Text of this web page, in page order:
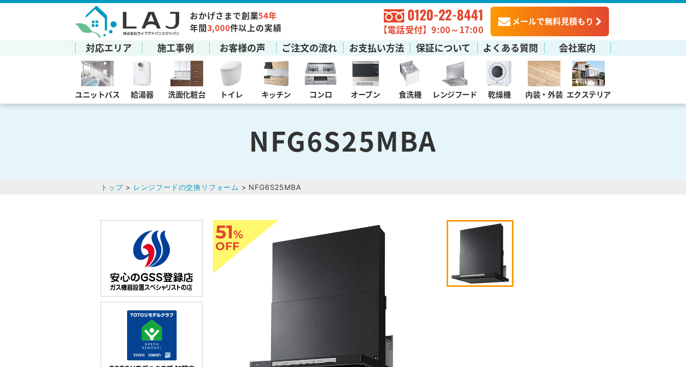
おかげさまで創業54年
年間3,000件以上の実績
0120-22-8441
【電話受付】9:00～17:00
メールで無料見積もり
対応エリア 施工事例 お客様の声 ご注文の流れ お支払い方法 保証について よくある質問 会社案内
ユニットバス 給湯器 洗面化粧台 トイレ キッチン コンロ オーブン 食洗機 レンジフード 乾燥機 内装・外装 エクステリア
NFG6S25MBA
トップ> レンジフードの交換リフォーム > NFG6S25MBA
51%
OFF